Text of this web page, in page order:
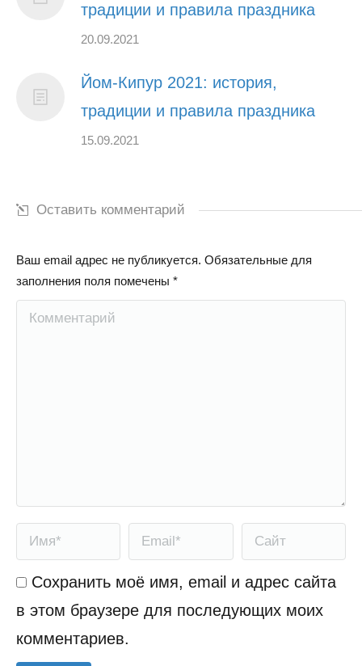
традиции и правила праздника
20.09.2021
Йом-Кипур 2021: история,
традиции и правила праздника
15.09.2021
Оставить комментарий
Ваш email адрес не публикуется. Обязательные для
заполнения поля помечены *
Комментарий
Имя * Email * Сайт
Сохранить моё имя, email и адрес сайта
в этом браузере для последующих моих
комментариев.